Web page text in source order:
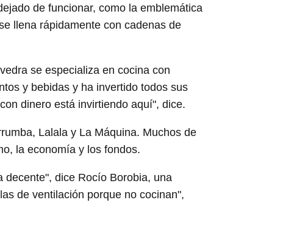
de funcionar, como la emblemática
llena rápidamente con cadenas de
se especializa en cocina con
y bebidas y ha invertido todos sus
dinero está invirtiendo aquí", dice.
Lalala y La Máquina. Muchos de
la economía y los fondos.
decente", dice Rocío Borobia, una
de ventilación porque no cocinan",